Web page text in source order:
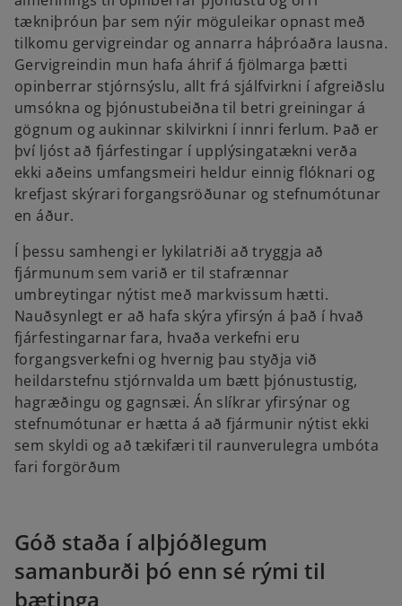
tækniþróun þar sem nýir möguleikar opnast með
tilkomu gervigreindar og annarra háþróaðra lausna.
Gervigreindin mun hafa áhrif á fjölmarga þætti
opinberrar stjórnsýslu, allt frá sjálfvirkni í afgreiðslu
umsókna og þjónustubeiðna til betri greiningar á
gögnum og aukinnar skilvirkni í innri ferlum. Það er
því ljóst að fjárfestingar í upplýsingatækni verða
ekki aðeins umfangsmeiri heldur einnig flóknari og
krefjast skýrari forgangsröðunar og stefnumótunar
en áður.
Í þessu samhengi er lykilatriði að tryggja að
fjármunum sem varið er til stafrænnar
umbreytingar nýtist með markvissum hætti.
Nauðsynlegt er að hafa skýra yfirsýn á það í hvað
fjárfestingarnar fara, hvaða verkefni eru
forgangsverkefni og hvernig þau styðja við
heildarstefnu stjórnvalda um bætt þjónustustig,
hagræðingu og gagnsæi. Án slíkrar yfirsýnar og
stefnumótunar er hætta á að fjármunir nýtist ekki
sem skyldi og að tækifæri til raunverulegra umbóta
fari forgörðum
Góð staða í alþjóðlegum
samanburði þó enn sé rými til
bætinga